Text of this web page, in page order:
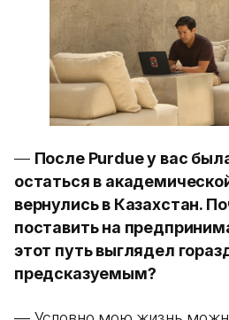
— После Purdue у вас
остаться в
вернулись в Казахстан.
поставить на
этот путь выглядел
предсказуемым?